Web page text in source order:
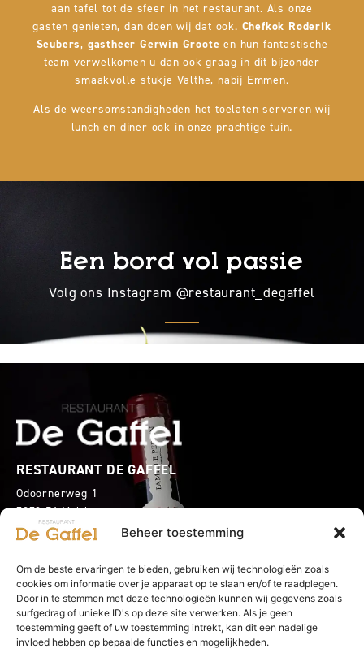
Beheer toestemming
Om de beste ervaringen te bieden, gebruiken wij technologieën zoals
cookies om informatie over je apparaat op te slaan en/of te raadplegen.
Door in te stemmen met deze technologieën kunnen wij gegevens zoals
surfgedrag of unieke ID's op deze site verwerken. Als je geen
toestemming geeft of uw toestemming intrekt, kan dit een nadelige
invloed hebben op bepaalde functies en mogelijkheden.
aan tafel tot de sfeer in het restaurant. Als onze
gasten genieten, dan doen wij dat ook. Chefkok Roderik
Seubers, gastheer Gerwin Grooteen hun fantastische
team verwelkomen u dan ook graag in dit bijzonder
smaakvolle stukje Valthe, nabij Emmen.
Als de weersomstandigheden het toelaten serveren wij
lunch en diner ook in onze prachtige tuin.
Een bord vol passie
Volg ons Instagram @restaurant_degaffel
RESTAURANT DE GAFFEL
Odoornerweg 1
7872 PA Valthe
0591 513536
Plan uw route